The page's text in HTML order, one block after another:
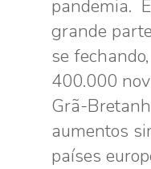
pandemia.
grande
se
400.000
Grã-
aumentos
países